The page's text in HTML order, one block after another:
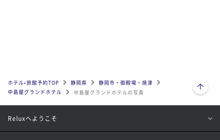
ホテル•旅館予約TOP 静岡県
静岡市・御殿場・焼津
中島屋グランドホテル
中島屋グランドホテルの写真
ページトップへ
Reluxへようこそ